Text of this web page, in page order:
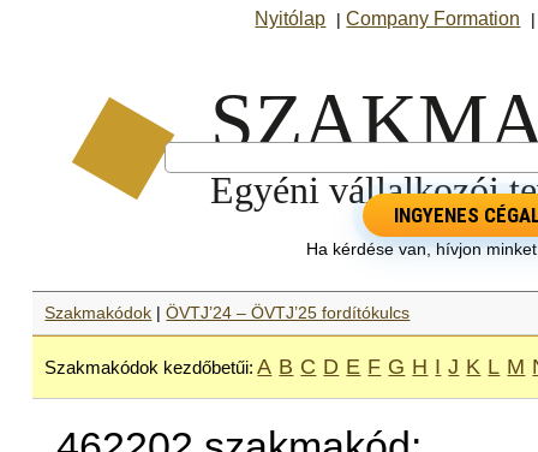
Nyitólap |Company Formation
INGYENES
Ha kérdése van, hívjon
Szakmakódok |ÖVTJ’24 – ÖVTJ’25 fordítókulcs
Szakmakódok kezdőbetűi: A B C D E F G H I J K L M